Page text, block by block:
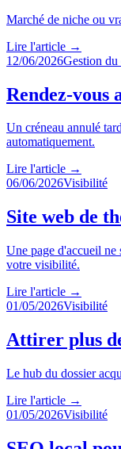
Marché de niche ou
Lire l'article →
12/06/2026Gestion du
Rendez-vous
Un créneau annulé
automatiquement.
Lire l'article →
06/06/2026Visibilité
Site web de
Une page d'accueil
votre visibilité.
Lire l'article →
01/05/2026Visibilité
Attirer plus
Le hub du dossier
Lire l'article →
01/05/2026Visibilité